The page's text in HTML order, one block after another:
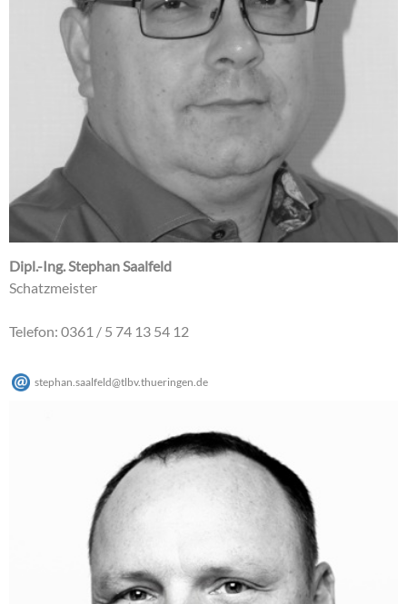
Dipl.-Ing. Stephan Saalfeld
Schatzmeister
Telefon: 0361 / 5 74 13 54 12
stephan.saalfeld@tlbv.thueringen.de